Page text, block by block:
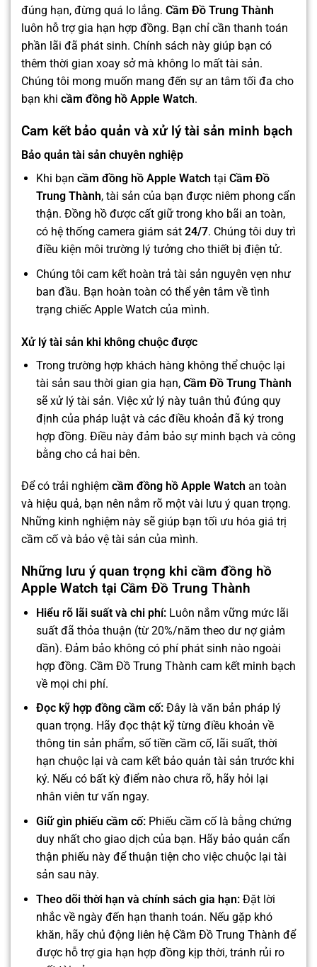
đúng hạn, đừng quá lo lắng. Cầm Đồ Trung Thành
luôn hỗ trợ gia hạn hợp đồng. Bạn chỉ cần thanh toán
phần lãi đã phát sinh. Chính sách này giúp bạn có
thêm thời gian xoay sở mà không lo mất tài sản.
Chúng tôi mong muốn mang đến sự an tâm tối đa cho
bạn khi cầm đồng hồ Apple Watch.
Cam kết bảo quản và xử lý tài sản minh bạch
Bảo quản tài sản chuyên nghiệp
Khi bạn cầm đồng hồ Apple Watch tại Cầm Đồ
Trung Thành, tài sản của bạn được niêm phong cẩn
thận. Đồng hồ được cất giữ trong kho bãi an toàn,
có hệ thống camera giám sát 24/7. Chúng tôi duy trì
điều kiện môi trường lý tưởng cho thiết bị điện tử.
Chúng tôi cam kết hoàn trả tài sản nguyên vẹn như
ban đầu. Bạn hoàn toàn có thể yên tâm về tình
trạng chiếc Apple Watch của mình.
Xử lý tài sản khi không chuộc được
Trong trường hợp khách hàng không thể chuộc lại
tài sản sau thời gian gia hạn, Cầm Đồ Trung Thành
sẽ xử lý tài sản. Việc xử lý này tuân thủ đúng quy
định của pháp luật và các điều khoản đã ký trong
hợp đồng. Điều này đảm bảo sự minh bạch và công
bằng cho cả hai bên.
Để có trải nghiệm cầm đồng hồ Apple Watch an toàn
và hiệu quả, bạn nên nắm rõ một vài lưu ý quan trọng.
Những kinh nghiệm này sẽ giúp bạn tối ưu hóa giá trị
cầm cố và bảo vệ tài sản của mình.
Những lưu ý quan trọng khi cầm đồng hồ
Apple Watch tại Cầm Đồ Trung Thành
Hiểu rõ lãi suất và chi phí:Luôn nắm vững mức lãi
suất đã thỏa thuận (từ 20%/năm theo dư nợ giảm
dần). Đảm bảo không có phí phát sinh nào ngoài
hợp đồng. Cầm Đồ Trung Thành cam kết minh bạch
về mọi chi phí.
Đọc kỹ hợp đồng cầm cố:Đây là văn bản pháp lý
quan trọng. Hãy đọc thật kỹ từng điều khoản về
thông tin sản phẩm, số tiền cầm cố, lãi suất, thời
hạn chuộc lại và cam kết bảo quản tài sản trước khi
ký. Nếu có bất kỳ điểm nào chưa rõ, hãy hỏi lại
nhân viên tư vấn ngay.
Giữ gìn phiếu cầm cố:Phiếu cầm cố là bằng chứng
duy nhất cho giao dịch của bạn. Hãy bảo quản cẩn
thận phiếu này để thuận tiện cho việc chuộc lại tài
sản sau này.
Theo dõi thời hạn và chính sách gia hạn:Đặt lời
nhắc về ngày đến hạn thanh toán. Nếu gặp khó
khăn, hãy chủ động liên hệ Cầm Đồ Trung Thành để
được hỗ trợ gia hạn hợp đồng kịp thời, tránh rủi ro